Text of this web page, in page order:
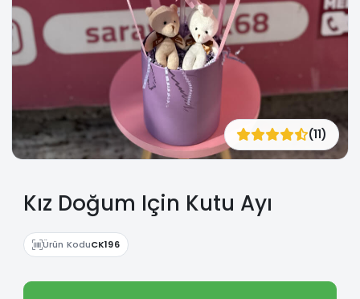
(11)
Kız Doğum Için Kutu Ayı
Ürün KoduCK196